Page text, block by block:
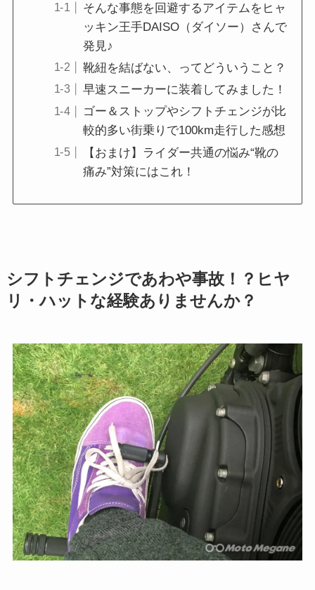
そんな事態を回避するアイテムをヒャ
ッキン王手DAISO（ダイソー）さんで
発見♪
靴紐を結ばない、ってどういうこと？
早速スニーカーに装着してみました！
ゴー＆ストップやシフトチェンジが比
較的多い街乗りで100km走行した感想
【おまけ】ライダー共通の悩み“靴の
痛み”対策にはこれ！
シフトチェンジであわや事故！？ヒヤ
リ・ハットな経験ありませんか？